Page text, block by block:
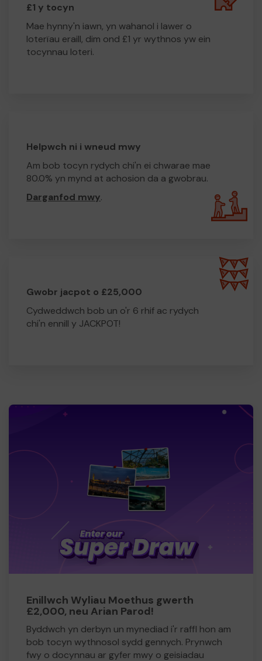
£1 y tocyn
Mae hynny'n iawn, yn wahanol i lawer o
loterïau eraill, dim ond £1 yr wythnos yw ein
tocynnau loteri.
Helpwch ni i wneud mwy
Am bob tocyn rydych chi'n ei chwarae mae
80.0% yn mynd at achosion da a gwobrau.
Darganfod mwy.
Gwobr jacpot o £25,000
Cydweddwch bob un o'r 6 rhif ac rydych
chi'n ennill y JACKPOT!
Enillwch Wyliau Moethus gwerth
£2,000, neu Arian Parod!
Byddwch yn derbyn un mynediad i'r raffl hon am
bob tocyn wythnosol sydd gennych. Prynwch
fwy o docynnau ar gyfer mwy o geisiadau